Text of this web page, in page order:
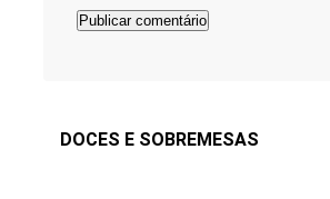
DOCES E SOBREMESAS